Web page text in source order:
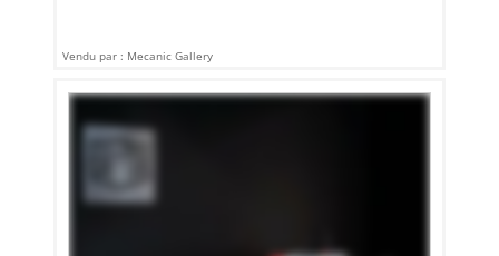
Vendu par : Mecanic Gallery